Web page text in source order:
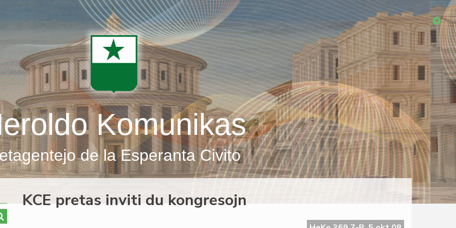
Komunikas
de la Esperanta Civito
KCE pretas inviti du kongresojn